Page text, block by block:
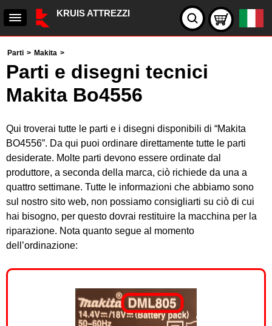
KRUIS ATTREZZI
Parti > Makita >
Parti e disegni tecnici
Makita Bo4556
Qui troverai tutte le parti e i disegni disponibili di “Makita
BO4556”. Da qui puoi ordinare direttamente tutte le parti
desiderate. Molte parti devono essere ordinate dal
produttore, a seconda della marca, ciò richiede da una a
quattro settimane. Tutte le informazioni che abbiamo sono
sul nostro sito web, non possiamo consigliarti su ciò di cui
hai bisogno, per questo dovrai restituire la macchina per la
riparazione. Nota quanto segue al momento
dell’ordinazione: